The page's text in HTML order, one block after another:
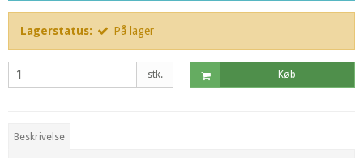
Lagerstatus: På lager
stk. Køb
Beskrivelse